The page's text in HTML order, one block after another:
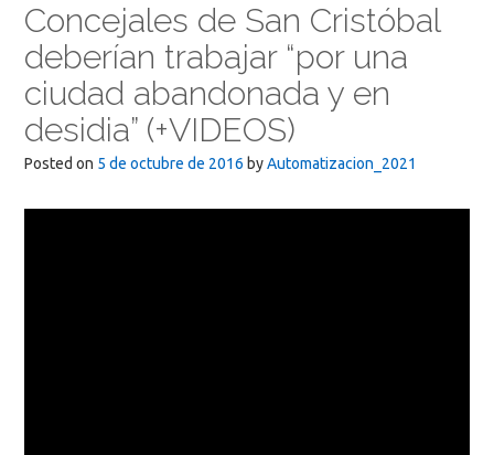
Concejales de San Cristóbal
deberían trabajar “por una
ciudad abandonada y en
desidia” (+VIDEOS)
Posted on 5 de octubre de 2016 byAutomatizacion_2021